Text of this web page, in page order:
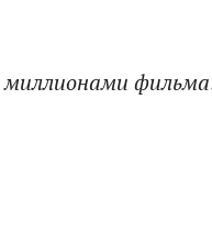
миллионами